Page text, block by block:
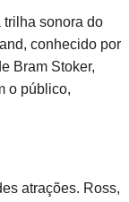
trilha sonora do
conhecido por
Bram Stoker,
o público,
atrações. Ross,